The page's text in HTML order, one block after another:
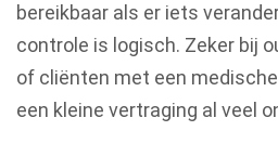
bereikbaar als er iets
controle is logisch. Zeker bij
of cliënten met een
een kleine vertraging al veel